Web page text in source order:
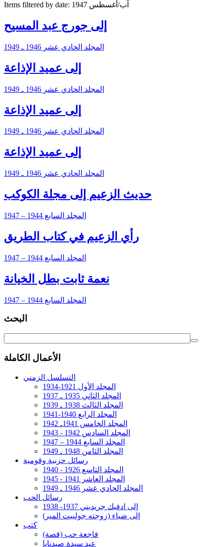
Items filtered by date: آب/أغسطس 1947
إلى جورج عبد المسيح
المجلد الحادي عشر 1946 ـ 1949
إلى عميد الإذاعة
المجلد الحادي عشر 1946 ـ 1949
إلى عميد الإذاعة
المجلد الحادي عشر 1946 ـ 1949
إلى عميد الإذاعة
المجلد الحادي عشر 1946 ـ 1949
حديث الزعيم إلى مجلة الكوكب
المجلد السابع 1944 – 1947
رأي الزعيم في كتاب الطريق
المجلد السابع 1944 – 1947
نعمة ثابت بطل الخيانة
المجلد السابع 1944 – 1947
البحث
الأعمال الكاملة
التسلسل الزمني
المجلد الأول 1921-1934
المجلد الثاني 1935 ـ 1937
المجلد الثالث 1938 ـ 1939
المجلد الرابع 1940-1941
المجلد الخامس 1941ـ 1942
المجلد السادس 1942 - 1943
المجلد السابع 1944 – 1947
المجلد الثامن 1948 ـ 1949
رسائل حزبية وقومية
المجلد التاسع 1926 - 1940
المجلد العاشر 1941 - 1945
المجلد الحادي عشر 1946 ـ 1949
رسائل الحب
إلى ادفيك جريديني 1937- 1938
إلى ضياء (زوجته جولييت المير)
كتب
فاجعة حب (قصة)
عيد سيدة صيدنايا